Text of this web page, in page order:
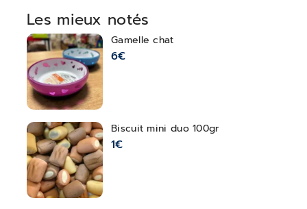
Les mieux notés
Gamelle chat
6€
Biscuit mini duo 100gr
1€